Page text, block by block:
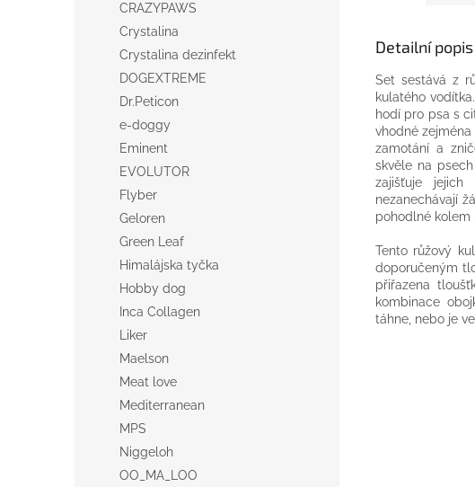
CRAZYPAWS
Crystalina
Crystalina dezinfekt
DOGEXTREME
Dr.Peticon
e-doggy
Eminent
EVOLUTOR
Flyber
Geloren
Green Leaf
Himalájska tyčka
Hobby dog
Inca Collagen
Liker
Maelson
Meat love
Mediterranean
MPS
Niggeloh
OO_MA_LOO
Detailní
Set sestává z
kulatého
hodí pro psa s
vhodné
zamotání a
skvěle na
zajišťuje jejich
nezanechávají
pohodlné kolem
Tento růžový
doporučeným
přiřazena
kombinace
táhne, nebo je